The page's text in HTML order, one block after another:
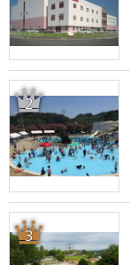
2
3